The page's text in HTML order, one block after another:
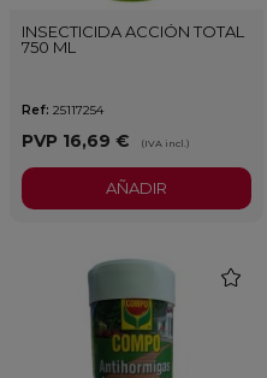
INSECTICIDA ACCIÓN TOTAL
750 ML
Ref: 25117254
PVP 16,69 € (IVA incl.)
AÑADIR